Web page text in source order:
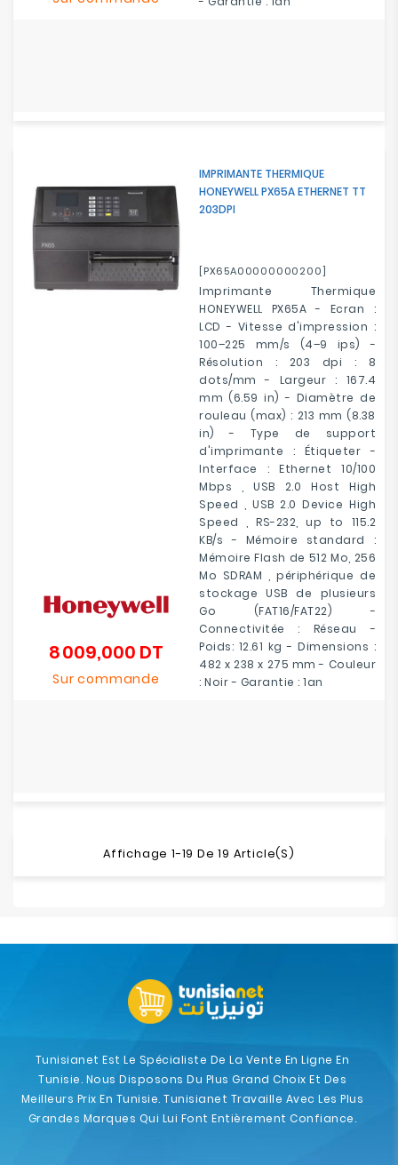
IMPRIMANTE THERMIQUE
HONEYWELL PX65A ETHERNET TT
203DPI
[PX65A00000000200]
Imprimante Thermique
HONEYWELL PX65A - Ecran :
LCD - Vitesse d'impression :
100–225 mm/s (4–9 ips) -
Résolution : 203 dpi : 8
dots/mm - Largeur : 167.4
mm (6.59 in) - Diamètre de
rouleau (max) : 213 mm (8.38
in) - Type de support
d'imprimante : Étiqueter -
Interface : Ethernet 10/100
Mbps , USB 2.0 Host High
Speed , USB 2.0 Device High
Speed , RS-232, up to 115.2
KB/s - Mémoire standard :
Mémoire Flash de 512 Mo, 256
Mo SDRAM , périphérique de
stockage USB de plusieurs
Go (FAT16/FAT22) -
Connectivitée : Réseau -
Poids: 12.61 kg - Dimensions :
482 x 238 x 275 mm - Couleur
: Noir - Garantie : 1an
8 009,000 DT
Sur commande
Affichage 1-19 De 19 Article(s)
Tunisianet Est Le Spécialiste De La Vente En Ligne En
Tunisie. Nous Disposons Du Plus Grand Choix Et Des
Meilleurs Prix En Tunisie. Tunisianet Travaille Avec Les Plus
Grandes Marques Qui Lui Font Entièrement Confiance.